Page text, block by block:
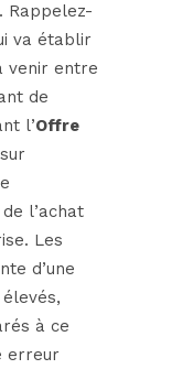
Rappelez-
va établir
venir entre
de
l’Offre
l’achat
Les
d’une
à ce
erreur